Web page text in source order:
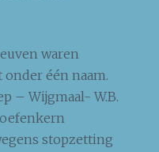
waren
één naam.
– Wijgmaal- W.B.
oefenkern
stopzetting